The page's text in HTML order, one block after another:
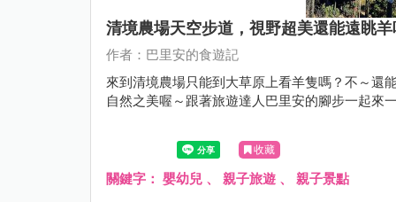
清境農場天空步道，視野超美還能遠眺
作者：巴里安的食遊記
來到清境農場只能到大草原上看羊隻嗎？不～還
自然之美喔～跟著旅遊達人巴里安的腳步一起來
收藏
關鍵字： 嬰幼兒 、 親子旅遊 、 親子景點